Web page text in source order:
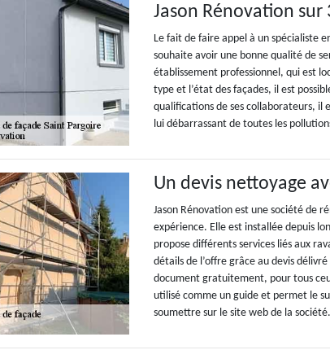
Jason Rénovation sur
Le fait de faire appel à un spécialiste
souhaite avoir une bonne qualité de
établissement professionnel, qui est
type et l’état des façades, il est
qualifications de ses collaborateurs, il
lui débarrassant de toutes les
Un devis nettoyage
Jason Rénovation est une société de
expérience. Elle est installée depuis
propose différents services liés aux
détails de l’offre grâce au devis
document gratuitement, pour tous
utilisé comme un guide et permet le
soumettre sur le site web de la société.